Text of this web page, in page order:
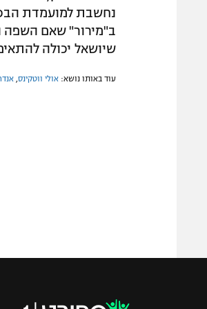
נחשבת למועמדת
ב"מירור" שאם השפה
שיושאל יכולה
עוד באותו נושא: אולי ווטקינס